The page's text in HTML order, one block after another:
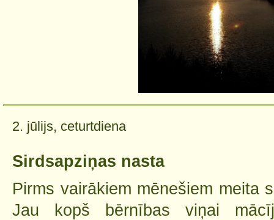
2. jūlijs, ceturtdiena
Sirdsapziņas nasta
Pirms vairākiem mēnešiem meita
Jau kopš bērnības viņai